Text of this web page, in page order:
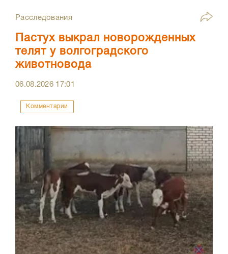
Расследования
Пастух выкрал новорожденных
телят у волгоградского
животновода
06.08.2026 17:01
Комментарии